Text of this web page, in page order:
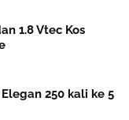
1.8 Vtec Kos
250 kali ke 5